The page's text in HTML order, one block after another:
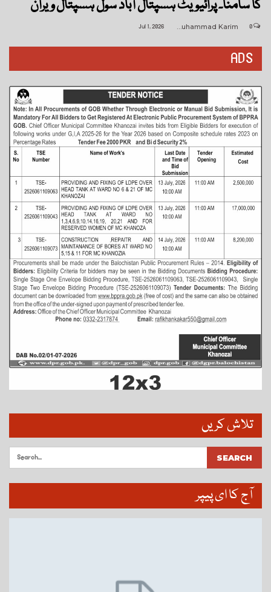
کا سامنا۔ پرائیویٹ ہسپتال آباد سول ہسپتال ویران
Jul 1, 2026
ADS
تلاش کریں
آج کا ای پیپر